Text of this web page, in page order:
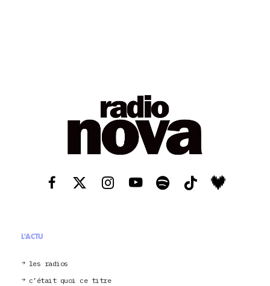
L'ACTU
les radios
c’était quoi ce titre